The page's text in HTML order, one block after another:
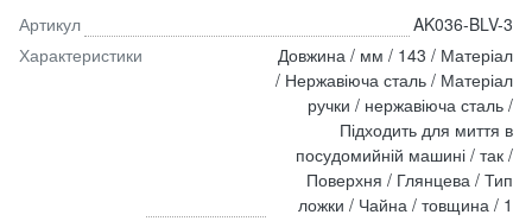
Артикул
AK036-BLV-3
Характеристики
Довжина / мм / 143 / Матеріал
/ Нержавіюча сталь / Матеріал
ручки / нержавіюча сталь /
Підходить для миття в
посудомийній машині / так /
Поверхня / Глянцева / Тип
ложки / Чайна / товщина / 1